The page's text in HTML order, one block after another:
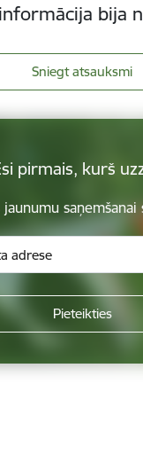
bija
Sniegt atsauksmi
pirmais, kurš
jaunumu saņemšanai